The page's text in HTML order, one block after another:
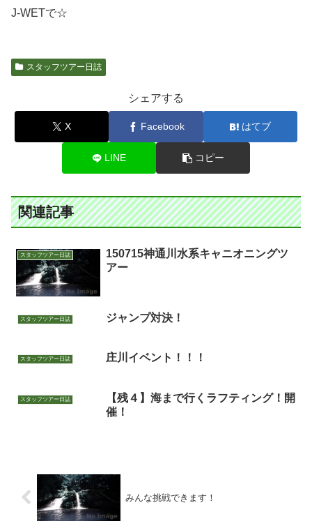
J-WETで☆
スタッフツアー日誌
シェアする
X Facebook はてブ
LINE コピー
関連記事
スタッフツアー日誌
150715神通川水系キャニオニングツ
アー
スタッフツアー日誌 ジャンプ対決！
スタッフツアー日誌 庄川イベント！！！
スタッフツアー日誌
【残４】海まで行くラフティング！開
催！
みんな挑戦できます！